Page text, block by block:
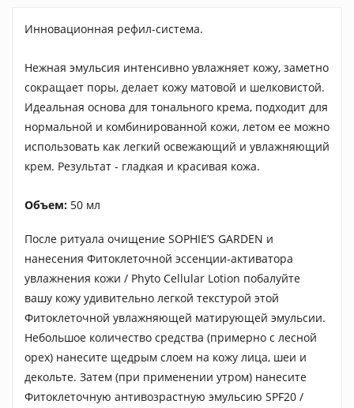
Инновационная рефил-система.
Нежная эмульсия интенсивно увлажняет кожу, заметно
сокращает поры, делает кожу матовой и шелковистой.
Идеальная основа для тонального крема, подходит для
нормальной и комбинированной кожи, летом ее можно
использовать как легкий освежающий и увлажняющий
крем. Результат - гладкая и красивая кожа.
Объем: 50 мл
После ритуала очищение SOPHIE’S GARDEN и
нанесения Фитоклеточной эссенции-активатора
увлажнения кожи / Phyto Cellular Lotion побалуйте
вашу кожу удивительно легкой текстурой этой
Фитоклеточной увлажняющей матирующей эмульсии.
Небольшое количество средства (примерно с лесной
орех) нанесите щедрым слоем на кожу лица, шеи и
декольте. Затем (при применении утром) нанесите
Фитоклеточную антивозрастную эмульсию SPF20 /